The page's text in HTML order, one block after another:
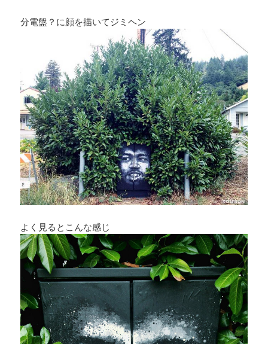
分電盤？に顔を描いてジミヘン
よく見るとこんな感じ